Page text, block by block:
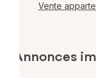
Vente
Annonces